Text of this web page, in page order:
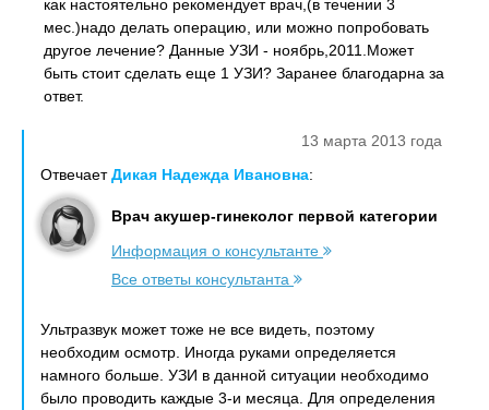
как настоятельно рекомендует врач,(в течении 3
мес.)надо делать операцию, или можно попробовать
другое лечение? Данные УЗИ - ноябрь,2011.Может
быть стоит сделать еще 1 УЗИ? Заранее благодарна за
ответ.
13 марта 2013 года
ОтвечаетДикая Надежда Ивановна:
Врач акушер-гинеколог первой категории
Информация о консультанте
Все ответы консультанта
Ультразвук может тоже не все видеть, поэтому
необходим осмотр. Иногда руками определяется
намного больше. УЗИ в данной ситуации необходимо
было проводить каждые 3-и месяца. Для определения